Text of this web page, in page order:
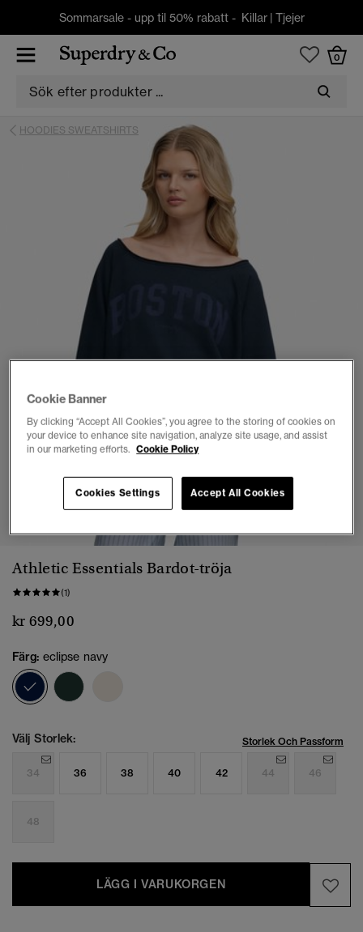
Sommarsale - upp til 50% rabatt - Killar| Tjejer
0
HOODIES SWEATSHIRTS
1 2 4 5 6
Athletic Essentials Bardot-tröja
(1)
kr 699,00
Färg: eclipse navy
vald
Välj Storlek: Storlek Och Passform
34 36 38 40 42 44 46
48
LÄGG I VARUKORGEN
Cookie Banner
By clicking “Accept All Cookies”, you agree to the storing of cookies on
your device to enhance site navigation, analyze site usage, and assist
in our marketing efforts. Cookie Policy
Accept All Cookies
Cookies Settings